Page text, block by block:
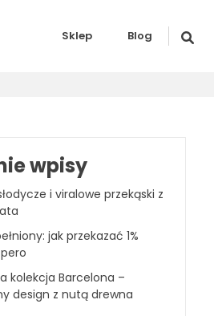
Sklep Blog
wpisy
i viralowe przekąski z
jak przekazać 1%
kolekcja Barcelona –
design z nutą drewna